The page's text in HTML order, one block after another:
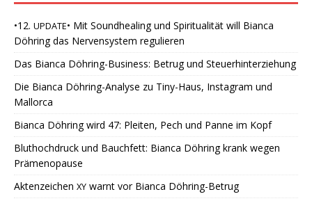
•12. UPDATE• Mit Soundhealing und Spiritualität will Bianca
Döhring das Nervensystem regulieren
Das Bianca Döhring-Business: Betrug und Steuerhinterziehung
Die Bianca Döhring-Analyse zu Tiny-Haus, Instagram und
Mallorca
Bianca Döhring wird 47: Pleiten, Pech und Panne im Kopf
Bluthochdruck und Bauchfett: Bianca Döhring krank wegen
Prämenopause
Aktenzeichen XY warnt vor Bianca Döhring-Betrug